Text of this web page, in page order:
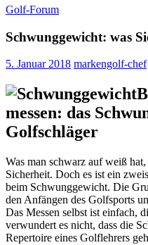
Golf-Forum
Schwunggewicht: was
5. Januar 2018 markengolf-chef
messen: das
Golfschläger
Was man schwarz auf weiß
Sicherheit. Doch es ist ein
beim Schwunggewicht. Die
den Anfängen des Golfsports
Das Messen selbst ist einfach,
verwundert es nicht, dass die
Repertoire eines Golflehrers